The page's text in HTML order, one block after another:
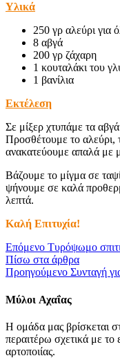
Υλικά
250 γρ αλεύρι για
8 αβγά
200 γρ ζάχαρη
1 κουταλάκι του
1 βανίλια
Εκτέλεση
Σε μίξερ χτυπάμε τα
Προσθέτουμε το αλεύρι,
ανακατεύουμε απαλά με
Βάζουμε το μίγμα σε
ψήνουμε σε καλά
λεπτά.
Καλή Επιτυχία!
Επόμενο Τυρόψωμο
Πίσω στα άρθρα
Προηγούμενο Συνταγή
Μύλοι Αχαΐας
Η ομάδα μας βρίσκεται
περαιτέρω σχετικά με
αρτοποιίας.